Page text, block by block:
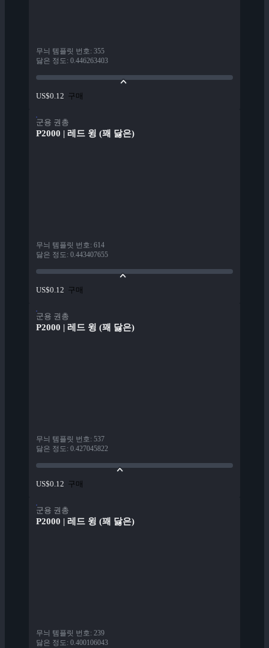
무늬 템플릿 번호: 355
닳은 정도: 0.446263403
US$0.12 구매
군용 권총
P2000 | 레드 윙 (꽤 닳은)
무늬 템플릿 번호: 614
닳은 정도: 0.443407655
US$0.12 구매
군용 권총
P2000 | 레드 윙 (꽤 닳은)
무늬 템플릿 번호: 537
닳은 정도: 0.427045822
US$0.12 구매
군용 권총
P2000 | 레드 윙 (꽤 닳은)
무늬 템플릿 번호: 239
닳은 정도: 0.400106043